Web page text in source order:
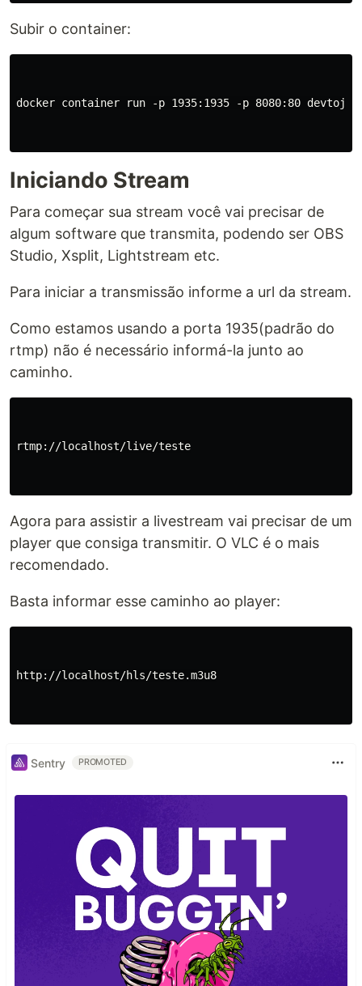
Subir o container:
docker container run -p 1935:1935 -p 8080:80
Iniciando Stream
Para começar sua stream você vai precisar de
algum software que transmita, podendo ser OBS
Studio, Xsplit, Lightstream etc.
Para iniciar a transmissão informe a url da stream.
Como estamos usando a porta 1935(padrão do
rtmp) não é necessário informá-la junto ao
caminho.
rtmp://localhost/live/teste
Agora para assistir a livestream vai precisar de um
player que consiga transmitir. O VLC é o mais
recomendado.
Basta informar esse caminho ao player:
http://localhost/hls/teste.m3u8
Sentry PROMOTED